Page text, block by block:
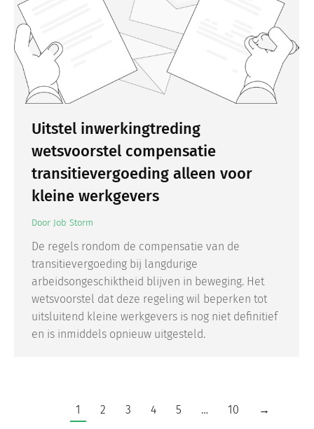
Uitstel inwerkingtreding
wetsvoorstel compensatie
transitievergoeding alleen voor
kleine werkgevers
Door Job Storm
De regels rondom de compensatie van de
transitievergoeding bij langdurige
arbeidsongeschiktheid blijven in beweging. Het
wetsvoorstel dat deze regeling wil beperken tot
uitsluitend kleine werkgevers is nog niet definitief
en is inmiddels opnieuw uitgesteld.
1 2 3 4 5 … 10 →